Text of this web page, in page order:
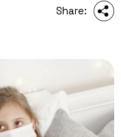
Share: